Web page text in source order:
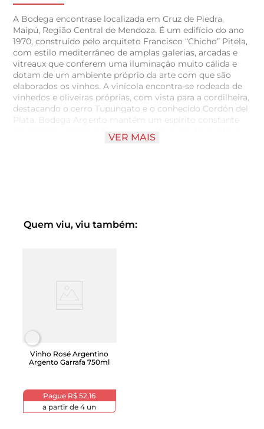
A Bodega encontrase localizada em Cruz de Piedra,
Maipú, Região Central de Mendoza. É um edifício do ano
1970, construído pelo arquiteto Francisco “Chicho” Pitela,
com estilo mediterrâneo de amplas galerias, arcadas e
vitreaux que conferem uma iluminação muito cálida e
dotam de um ambiente próprio da arte com que são
elaborados os vinhos. A vinícola encontra-se rodeada de
vinhedos e oliveiras próprias, com vista para a cordilheira,
destacando o cerro Tupungato e o conhecido Cordón del
Plata. Bodega Argento mantém um espírito constante
de melhora, unindo a tecnologia com a paixão, a arte, o
saber e a tradição enológica argentina, com uma clara
HARMONIZAÇÃO: Massas com molhos leves, Saladas e
VER MAIS
Quem viu, viu também:
Vinho Rosé Argentino
Argento Garrafa 750ml
Pague R$ 52,16
a partir de4 un